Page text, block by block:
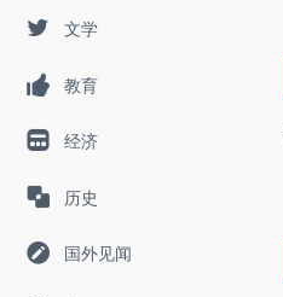
文学
教育
经济
历史
国外见闻